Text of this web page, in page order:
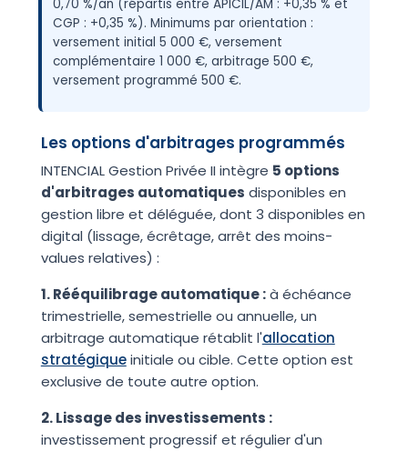
0,70 %/an (répartis entre APICIL/AM : +0,35 % et
CGP : +0,35 %). Minimums par orientation :
versement initial 5 000 €, versement
complémentaire 1 000 €, arbitrage 500 €,
versement programmé 500 €.
Les options d'arbitrages programmés
INTENCIAL Gestion Privée II intègre 5 options
d'arbitrages automatiques disponibles en
gestion libre et déléguée, dont 3 disponibles en
digital (lissage, écrêtage, arrêt des moins-
values relatives) :
1. Rééquilibrage automatique :à échéance
trimestrielle, semestrielle ou annuelle, un
arbitrage automatique rétablit l'allocation
stratégiqueinitiale ou cible. Cette option est
exclusive de toute autre option.
2. Lissage des investissements :
investissement progressif et régulier d'un